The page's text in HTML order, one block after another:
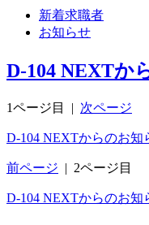
新着求職者
お知らせ
D-104 NEXTか
1ページ目 | 次ページ
D-104 NEXTからのお知
前ページ | 2ページ目
D-104 NEXTからのお知